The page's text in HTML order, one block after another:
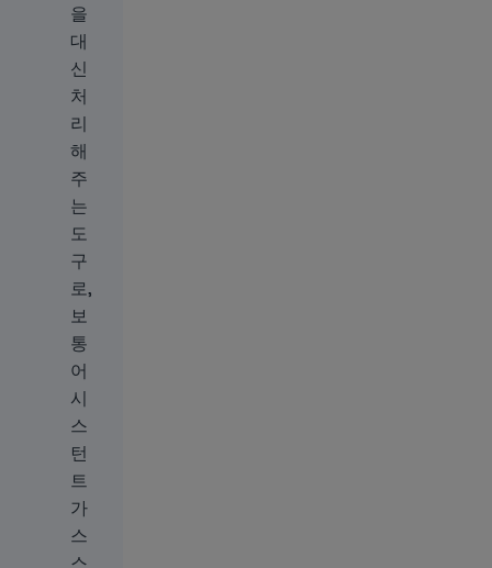
을
대
신
처
리
해
주
는
도
구
로,
보
통
어
시
스
턴
트
가
스
스